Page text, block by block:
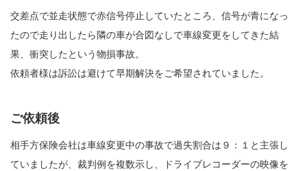
交差点で並走状態で赤信号停止していたところ、信号が青になっ
たので走り出したら隣の車が合図なしで車線変更をしてきた結
果、衝突したという物損事故。
依頼者様は訴訟は避けて早期解決をご希望されていました。
ご依頼後
相手方保険会社は車線変更中の事故で過失割合は９：１と主張し
ていましたが、裁判例を複数示し、ドライブレコーダーの映像を